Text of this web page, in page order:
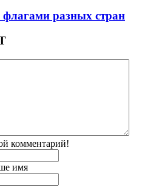
разных стран
комментарий!
имя